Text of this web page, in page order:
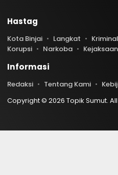
Hastag
Kota Binjai Langkat Kriminal
Korupsi
Narkoba Kejaksaan
Informasi
Redaksi Tentang Kami
Copyright © 2026 Topik Sumut.